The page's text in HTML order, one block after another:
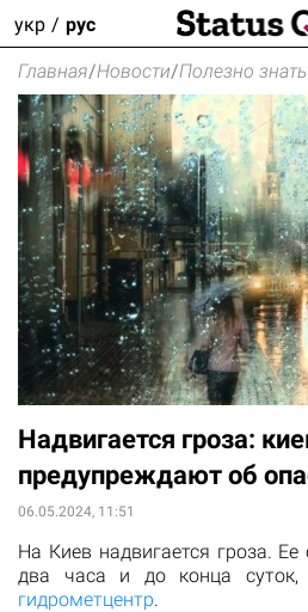
укр рус
Главная/Новости/Полезно знать
Надвигается гроза:
предупреждают об
06.05.2024, 11:51
На Киев надвигается гроза.
два часа и до конца суток,
гидрометцентр.